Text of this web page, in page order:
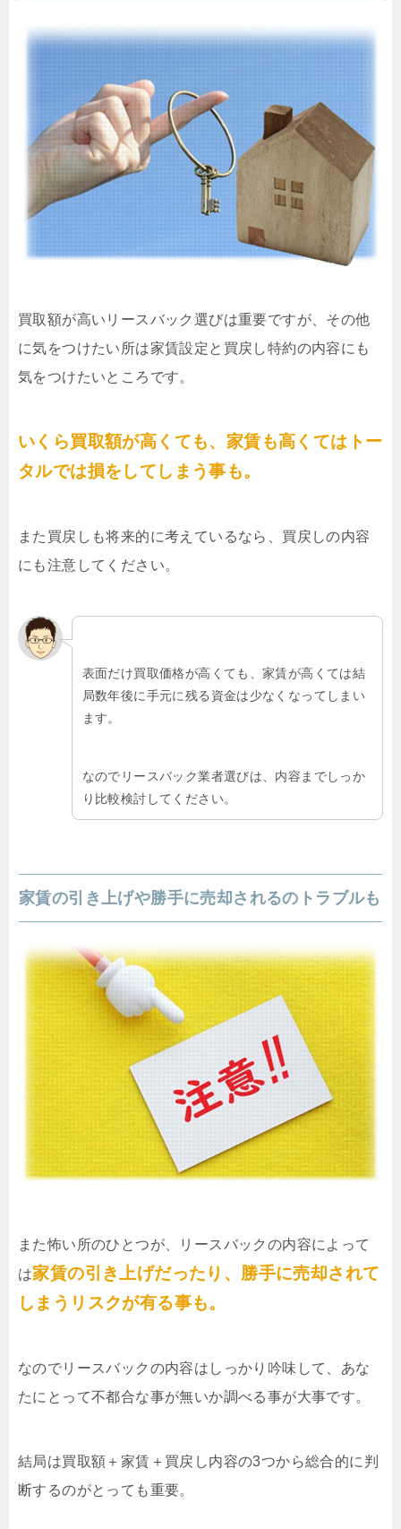
買取額が高いリースバック選びは重要ですが、その他
に気をつけたい所は家賃設定と買戻し特約の内容にも
気をつけたいところです。
いくら買取額が高くても、家賃も高くてはトー
タルでは損をしてしまう事も。
また買戻しも将来的に考えているなら、買戻しの内容
にも注意してください。
表面だけ買取価格が高くても、家賃が高くては結
局数年後に手元に残る資金は少なくなってしまい
ます。
なのでリースバック業者選びは、内容までしっか
り比較検討してください。
家賃の引き上げや勝手に売却されるのトラブルも
また怖い所のひとつが、リースバックの内容によって
は家賃の引き上げだったり、勝手に売却されて
しまうリスクが有る事も。
なのでリースバックの内容はしっかり吟味して、あな
たにとって不都合な事が無いか調べる事が大事です。
結局は買取額＋家賃＋買戻し内容の3つから総合的に判
断するのがとっても重要。